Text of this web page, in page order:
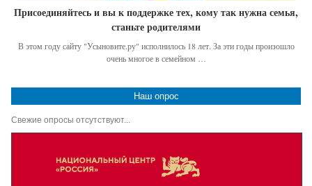
Присоединяйтесь и вы к поддержке тех, кому так нужна семья,
станьте родителями
В этом году сайту "Усыновите.ру" исполнилось 18 лет. За эти годы произошло
очень многое в семейном …
Наш опрос
Свежие опросы отсутствуют...